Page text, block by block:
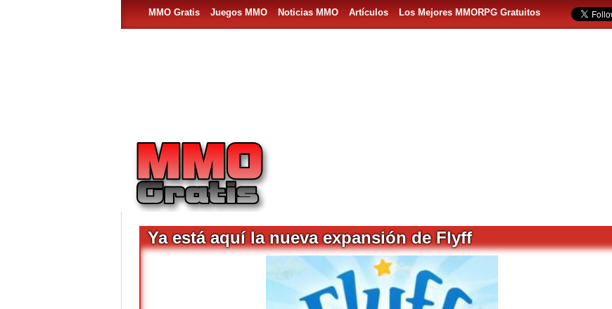
MMO Gratis Juegos MMO Noticias MMO Artículos Los Mejores MMORPG Gratuitos
Ya está aquí la nueva expansión de Flyff